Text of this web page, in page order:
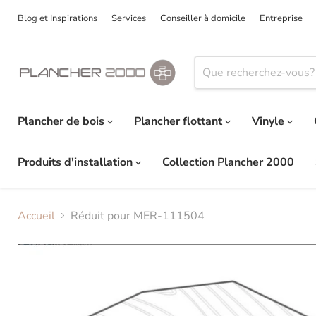
Blog et Inspirations Services Conseiller à domicile Entreprise
Plancher de bois Plancher flottant Vinyle
Produits d'installation Collection Plancher 2000
Accueil Réduit pour MER-111504